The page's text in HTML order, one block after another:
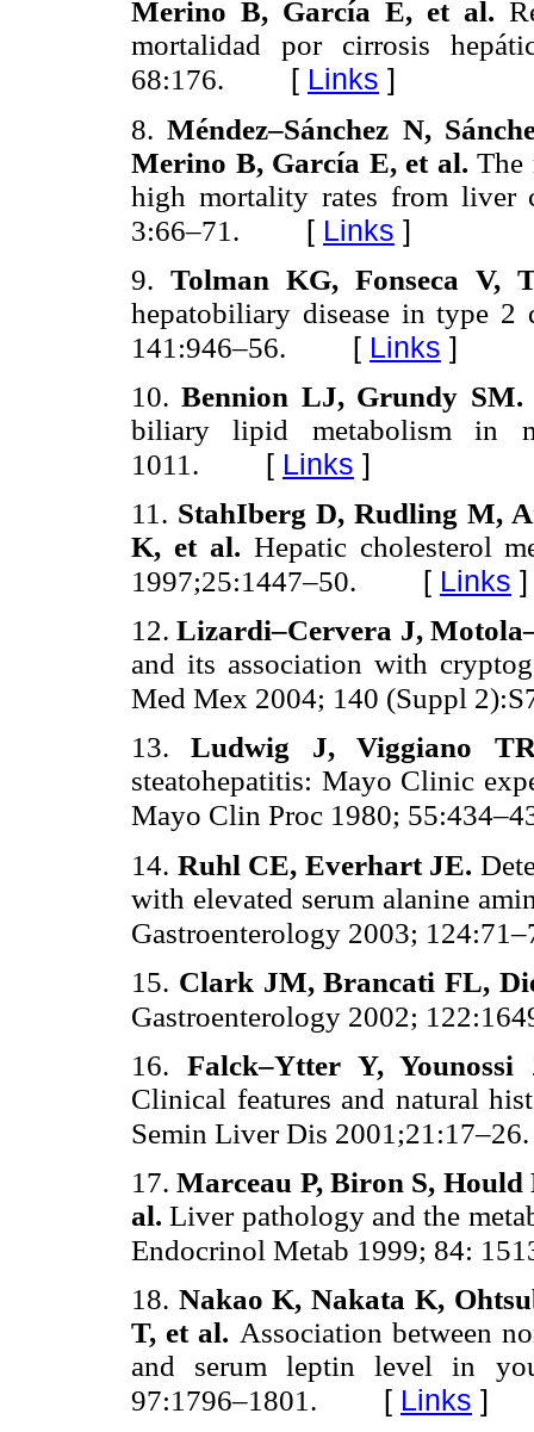
Merino B, García E, et al.
mortalidad por cirrosis
68:176. [ Links ]
8. Méndez–Sánchez N,
Merino B, García E, et al. The
high mortality rates from liver
3:66–71. [ Links ]
9. Tolman KG, Fonseca
hepatobiliary disease in type
141:946–56. [ Links ]
10. Bennion LJ, Grundy
biliary lipid metabolism in
1011. [ Links ]
11. StahIberg D, Rudling M,
K, et al. Hepatic cholesterol
1997;25:1447–50. [ Links ]
12. Lizardi–Cervera J,
and its association with
Med Mex 2004; 140 (Suppl
13. Ludwig J, Viggiano
steatohepatitis: Mayo Clinic
Mayo Clin Proc 1980;
14. Ruhl CE, Everhart JE.
with elevated serum alanine
Gastroenterology 2003;
15. Clark JM, Brancati FL,
Gastroenterology 2002;
16. Falck–Ytter Y,
Clinical features and natural
Semin Liver Dis 2001;21:17–26.
17. Marceau P, Biron S, Hould
al.Liver pathology and the
Endocrinol Metab 1999; 84:
18. Nakao K, Nakata K,
T, et al. Association between
and serum leptin level in
97:1796–1801. [ Links ]